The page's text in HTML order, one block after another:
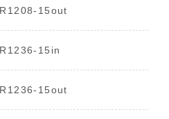
15out
15in
15out